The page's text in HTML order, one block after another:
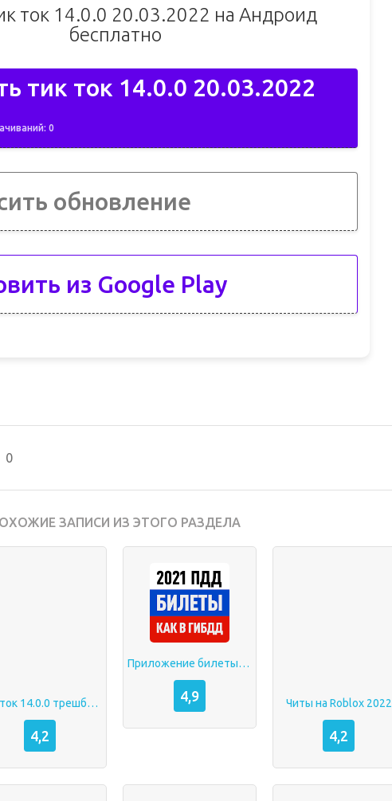
ток 14.0.0 20.03.2022 на Андроид
бесплатно
тик ток 14.0.0 20.03.2022
0
обновление
из Google Play
0
ЗАПИСИ ИЗ ЭТОГО РАЗДЕЛА
тик ток 14.0.0 трешбокс 20.03.2022
4,2
Приложение билеты ПДД 2022
4,9 Читы на Roblox 2022
4,2